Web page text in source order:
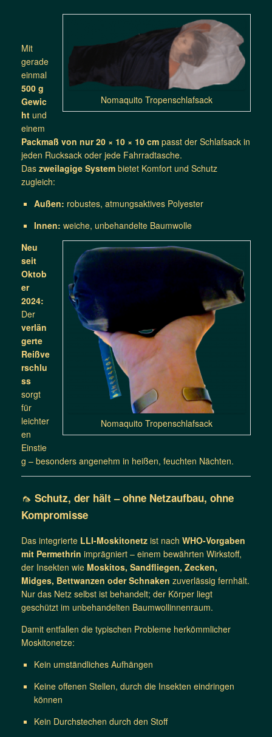
Nomaquito Tropenschlafsack
Mit
gerade
einmal
500 g
Gewic
ht und
einem
Packmaß von nur 20 × 10 × 10 cm passt der Schlafsack in
jeden Rucksack oder jede Fahrradtasche.
Das zweilagige System bietet Komfort und Schutz
zugleich:
Außen: robustes, atmungsaktives Polyester
Innen: weiche, unbehandelte Baumwolle
Nomaquito Tropenschlafsack
Neu
seit
Oktob
er
2024:
Der
verlän
gerte
Reißve
rschlu
ss
sorgt
für
leichter
en
Einstie
g – besonders angenehm in heißen, feuchten Nächten.
🦟 Schutz, der hält – ohne Netzaufbau, ohne
Kompromisse
Das integrierte LLI-Moskitonetz ist nach WHO-Vorgaben
mit Permethrin imprägniert – einem bewährten Wirkstoff,
der Insekten wie Moskitos, Sandfliegen, Zecken,
Midges, Bettwanzen oder Schnaken zuverlässig fernhält.
Nur das Netz selbst ist behandelt; der Körper liegt
geschützt im unbehandelten Baumwollinnenraum.
Damit entfallen die typischen Probleme herkömmlicher
Moskitonetze:
Kein umständliches Aufhängen
Keine offenen Stellen, durch die Insekten eindringen
können
Kein Durchstechen durch den Stoff